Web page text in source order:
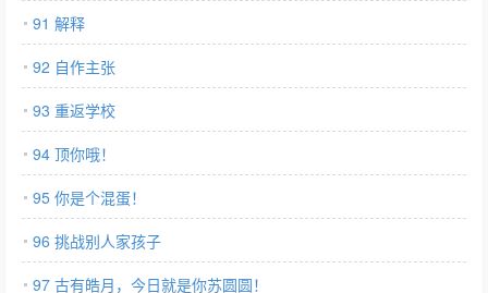
91 解释
92 自作主张
93 重返学校
94 顶你哦！
95 你是个混蛋！
96 挑战别人家孩子
97 古有皓月，今日就是你苏圆圆！